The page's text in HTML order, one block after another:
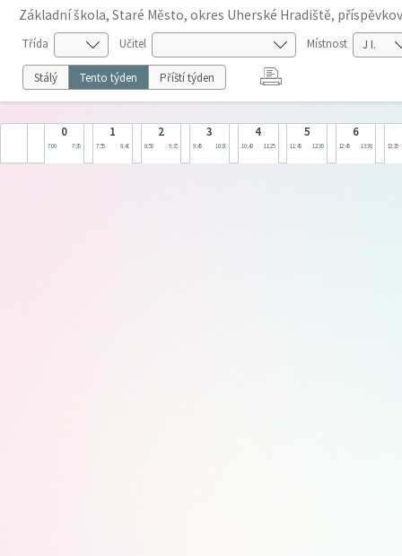
Základní škola, Staré Město, okres Uherské Hradiště,
Třída Učitel Místnost
Stálý Tento týden Příští týden
0
7:00 7:35
1
7:55 8:40
2
8:50 9:35
3
9:45 10:30
4
10:40 11:25
5
11:45 12:30
6
12:45 13:30 13:35